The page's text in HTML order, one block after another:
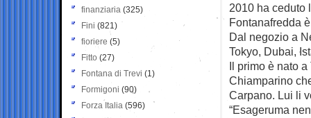
2010 ha ceduto
Fontanafredda
Dal negozio a
Tokyo, Dubai,
Il primo è nato
Chiamparino
Carpano. Lui li
“Esageruma
finanziaria (325)
Fini (821)
fioriere (5)
Fitto (27)
Fontana di Trevi (1)
Formigoni (90)
Forza Italia (596)